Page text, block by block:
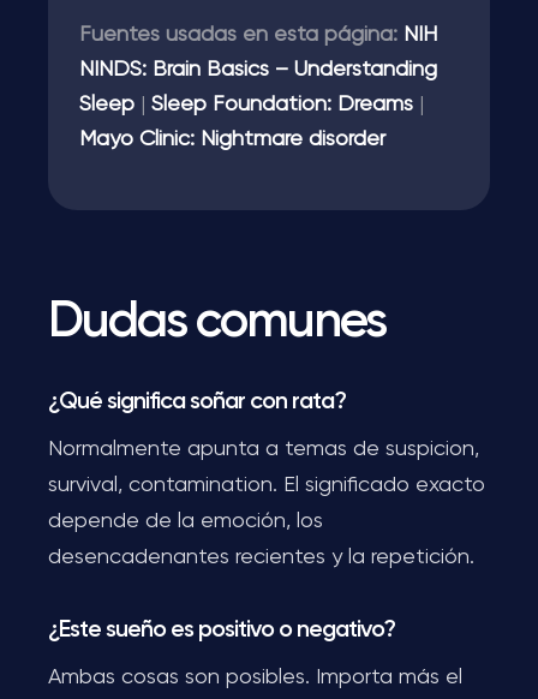
Fuentes usadas en esta página: NIH
NINDS: Brain Basics – Understanding
Sleep
Sleep Foundation: Dreams
Mayo Clinic: Nightmare disorder
Dudas comunes
¿Qué significa soñar con rata?
Normalmente apunta a temas de suspicion,
survival, contamination. El significado exacto
depende de la emoción, los
desencadenantes recientes y la repetición.
¿Este sueño es positivo o negativo?
Ambas cosas son posibles. Importa más el